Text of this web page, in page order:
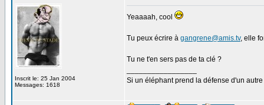
Inscrit le: 25 Jan 2004
Messages: 1618
Yeaaaah, cool
Tu peux écrire à gangrene@amis.tv, elle
Tu ne t'en sers pas de ta clé ?
Si un éléphant prend la défense d'un